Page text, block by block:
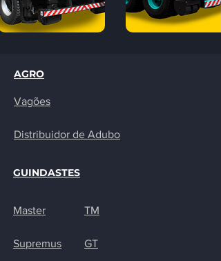
AGRO
Vagões
Distribuidor de Adubo
GUINDASTES
Master
Supremus
TM
GT